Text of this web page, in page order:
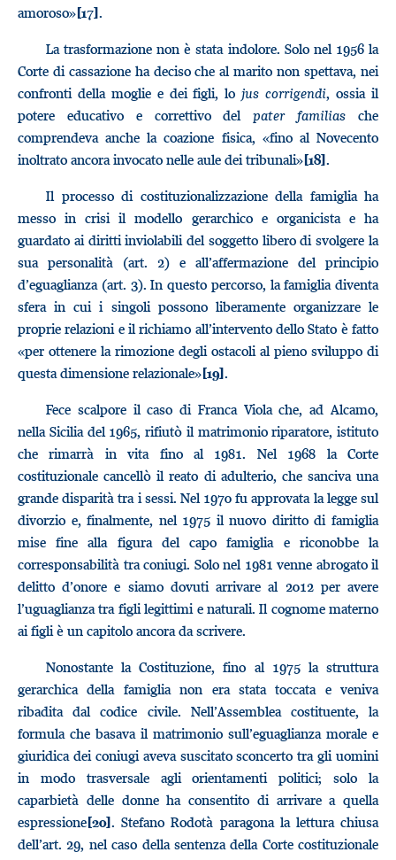
amoroso»[17].
La trasformazione non è stata indolore. Solo nel 1956 la
Corte di cassazione ha deciso che al marito non spettava, nei
confronti della moglie e dei figli, lojus corrigendi, ossia il
potere educativo e correttivo delpater familias che
comprendeva anche la coazione fisica, «fino al Novecento
inoltrato ancora invocato nelle aule dei tribunali»[18].
Il processo di costituzionalizzazione della famiglia ha
messo in crisi il modello gerarchico e organicista e ha
guardato ai diritti inviolabili del soggetto libero di svolgere la
sua personalità (art. 2) e all’affermazione del principio
d’eguaglianza (art. 3). In questo percorso, la famiglia diventa
sfera in cui i singoli possono liberamente organizzare le
proprie relazioni e il richiamo all’intervento dello Stato è fatto
«per ottenere la rimozione degli ostacoli al pieno sviluppo di
questa dimensione relazionale»[19].
Fece scalpore il caso di Franca Viola che, ad Alcamo,
nella Sicilia del 1965, rifiutò il matrimonio riparatore, istituto
che rimarrà in vita fino al 1981. Nel 1968 la Corte
costituzionale cancellò il reato di adulterio, che sanciva una
grande disparità tra i sessi. Nel 1970 fu approvata la legge sul
divorzio e, finalmente, nel 1975 il nuovo diritto di famiglia
mise fine alla figura del capo famiglia e riconobbe la
corresponsabilità tra coniugi. Solo nel 1981 venne abrogato il
delitto d’onore e siamo dovuti arrivare al 2012 per avere
l’uguaglianza tra figli legittimi e naturali. Il cognome materno
ai figli è un capitolo ancora da scrivere.
Nonostante la Costituzione, fino al 1975 la struttura
gerarchica della famiglia non era stata toccata e veniva
ribadita dal codice civile. Nell’Assemblea costituente, la
formula che basava il matrimonio sull’eguaglianza morale e
giuridica dei coniugi aveva suscitato sconcerto tra gli uomini
in modo trasversale agli orientamenti politici; solo la
caparbietà delle donne ha consentito di arrivare a quella
espressione[20]. Stefano Rodotà paragona la lettura chiusa
dell’art. 29, nel caso della sentenza della Corte costituzionale